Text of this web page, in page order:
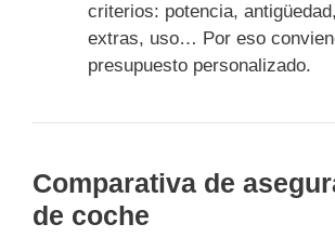
criterios: potencia,
extras, uso… Por eso
presupuesto personalizado.
Comparativa de
de coche